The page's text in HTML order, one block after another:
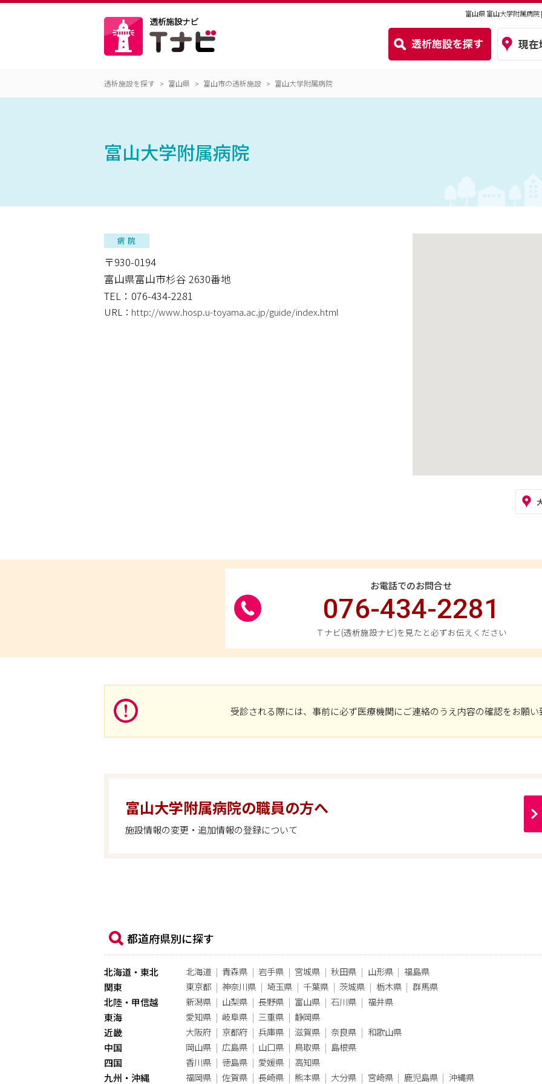
富山県 富山大学附属病
透析施設を探す 富山県 富山市の透析施設 富山大学附属病院
富山大学附属病院
〒930-0194
富山県富山市杉谷 2630番地
TEL：076-434-2281
URL： http://www.hosp.u-toyama.ac.jp/guide/index.html
お電話でのお問合せ
076-434-2281
Ｔナビ(透析施設ナビ)を見たと必ずお伝えください
受診される際には、事前に必ず医療機関にご連絡のうえ内容の確認をお願い
富山大学附属病院の職員の方へ
施設情報の変更・追加情報の登録について
都道府県別に探す
北海道・東北 北海道 青森県 岩手県 宮城県 秋田県 山形県
福島県
関東
東京都 神奈川県 埼玉県 千葉県 茨城県 栃木県
群馬県
北陸・甲信越
新潟県 山梨県 長野県 富山県 石川県
福井県
東海
愛知県 岐阜県 三重県
静岡県
近畿
大阪府 京都府 兵庫県 滋賀県 奈良県
和歌山県
中国
岡山県 広島県 山口県 鳥取県
島根県
四国
香川県 徳島県 愛媛県
高知県
九州・沖縄
福岡県 佐賀県 長崎県 熊本県 大分県 宮崎県 鹿児島県 沖縄県